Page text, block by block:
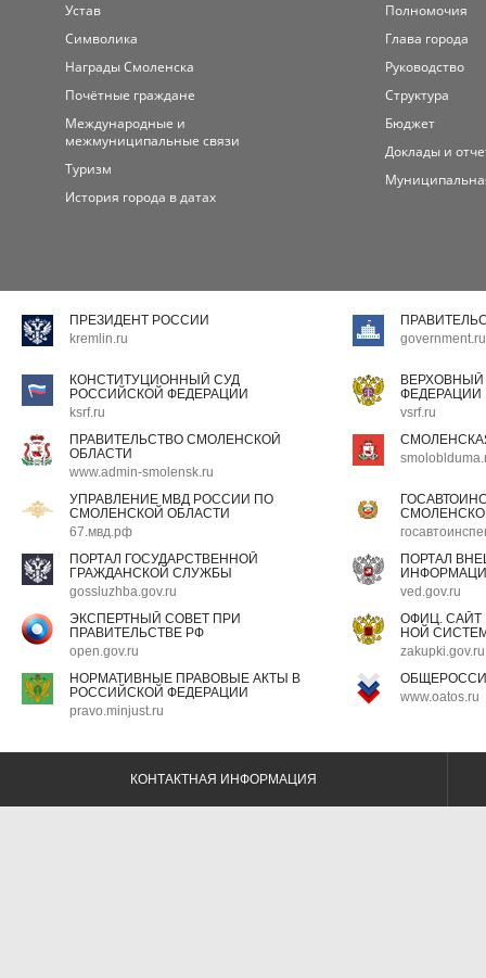
Устав
Символика
Награды Смоленска
Почётные граждане
Международные и
межмуниципальные связи
Туризм
История города в датах
Полномочия
Глава города
Руководство
Структура
Бюджет
Доклады и
ПРЕЗИДЕНТ РОССИИ
kremlin.ru
government.ru
КОНСТИТУЦИОННЫЙ СУД
РОССИЙСКОЙ ФЕДЕРАЦИИ
ksrf.ru
ФЕДЕРАЦИИ
vsrf.ru
ПРАВИТЕЛЬСТВО СМОЛЕНСКОЙ
ОБЛАСТИ
www.admin-smolensk.ru
УПРАВЛЕНИЕ МВД РОССИИ ПО
СМОЛЕНСКОЙ ОБЛАСТИ
67.мвд.рф
ПОРТАЛ ГОСУДАРСТВЕННОЙ
ГРАЖДАНСКОЙ СЛУЖБЫ
gossluzhba.gov.ru
ПОРТАЛ
ved.gov.ru
ЭКСПЕРТНЫЙ СОВЕТ ПРИ
ПРАВИТЕЛЬСТВЕ РФ
open.gov.ru
ОФИЦ.
НОЙ
zakupki.gov.ru
НОРМАТИВНЫЕ ПРАВОВЫЕ АКТЫ В
РОССИЙСКОЙ ФЕДЕРАЦИИ
pravo.minjust.ru
www.oatos.ru
КОНТАКТНАЯ ИНФОРМАЦИЯ